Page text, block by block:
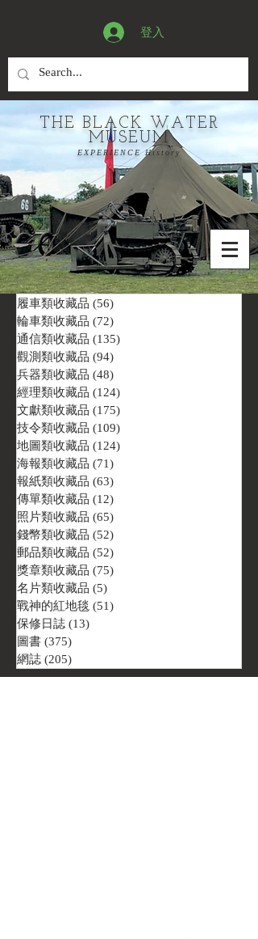
登入
THE BLACK WATER
MUSEUM
EXPERIENCE History
履車類收藏品 (56)
輪車類收藏品 (72)
通信類收藏品 (135)
觀測類收藏品 (94)
兵器類收藏品 (48)
經理類收藏品 (124)
文獻類收藏品 (175)
技令類收藏品 (109)
地圖類收藏品 (124)
海報類收藏品 (71)
報紙類收藏品 (63)
傳單類收藏品 (12)
照片類收藏品 (65)
錢幣類收藏品 (52)
郵品類收藏品 (52)
獎章類收藏品 (75)
名片類收藏品 (5)
戰神的紅地毯 (51)
保修日誌 (13)
圖書 (375)
網誌 (205)